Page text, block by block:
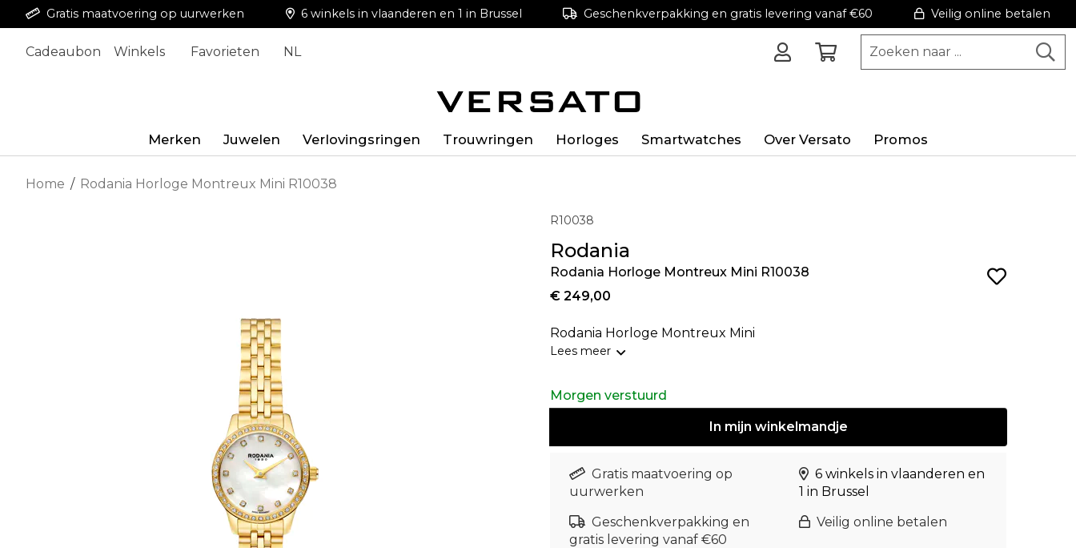
Gratis maatvoering op uurwerken 6 winkels in vlaanderen en 1 in Brussel Geschenkverpakking en gratis levering vanaf €60 Veilig online betalen
Cadeaubon Winkels Favorieten NL
Merken Juwelen Verlovingsringen Trouwringen Horloges Smartwatches Over Versato Promos
Home / Rodania Horloge Montreux Mini R10038
R10038
Rodania
Rodania Horloge Montreux Mini R10038
€ 249,00
Rodania Horloge Montreux Mini
Lees meer
Morgen verstuurd
In mijn winkelmandje
Gratis maatvoering op
uurwerken
6 winkels in vlaanderen en
1 in Brussel
Geschenkverpakking en
gratis levering vanaf €60
Veilig online betalen